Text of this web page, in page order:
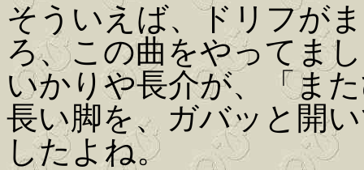
そういえば、ドリフが
ろ、この曲をやってま
いかりや長介が、「ま
長い脚を、ガバッと開
したよね。